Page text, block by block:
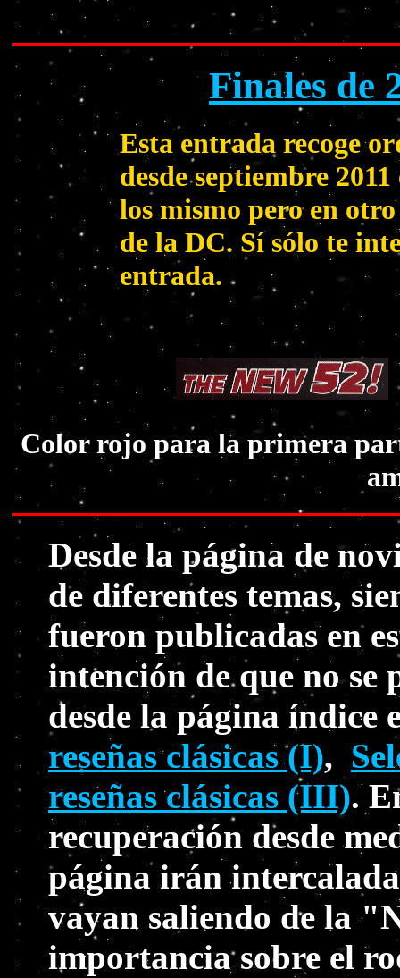
Finales de
Esta entrada recoge
desde septiembre
los mismo pero en
de la DC. Sí sólo te
entrada.
Color rojo para la primera
Desde la página de
de diferentes temas,
fueron publicadas en
intención de que no se
desde la página índice
reseñas clásicas (I),
reseñas clásicas (III).
recuperación desde
página irán
vayan saliendo de la
importancia sobre el